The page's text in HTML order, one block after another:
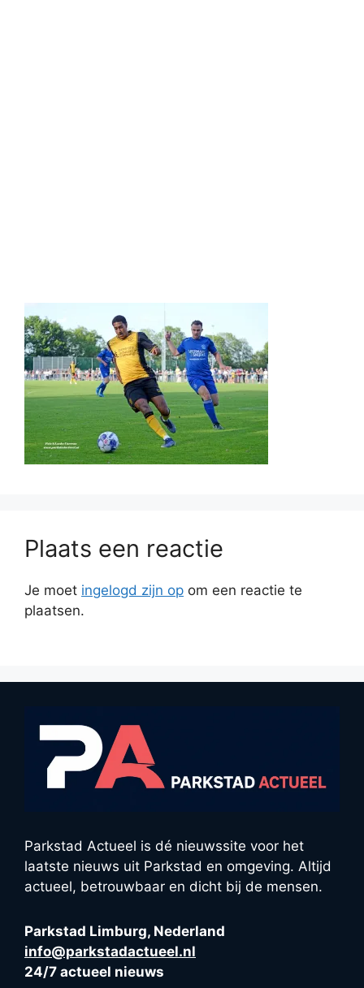
Plaats een reactie
Je moet ingelogd zijn op om een reactie te
plaatsen.
Parkstad Actueel is dé nieuwssite voor het
laatste nieuws uit Parkstad en omgeving. Altijd
actueel, betrouwbaar en dicht bij de mensen.
Parkstad Limburg, Nederland
info@parkstadactueel.nl
24/7 actueel nieuws